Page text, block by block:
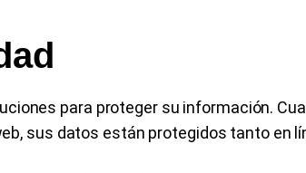
para proteger su información.
sus datos están protegidos tanto en